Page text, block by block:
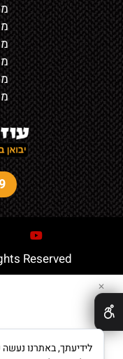
052-8880089
Reserved
✕